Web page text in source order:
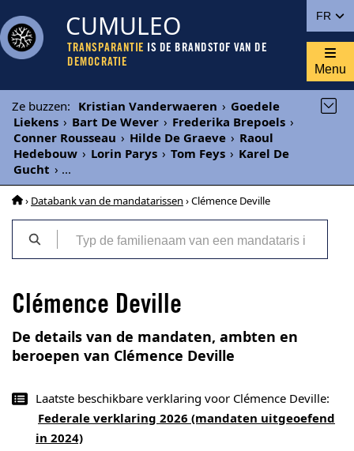
FR
CUMULEO
TRANSPARANTIE IS DE BRANDSTOF VAN DE
DEMOCRATIE
Menu
Ze buzzen: Kristian Vanderwaeren › Goedele
Liekens › Bart De Wever › Frederika Brepoels ›
Conner Rousseau › Hilde De Graeve › Raoul
Hedebouw › Lorin Parys › Tom Feys › Karel De
Gucht › ...
› Databank van de mandatarissen › Clémence Deville
Clémence Deville
De details van de mandaten, ambten en
beroepen van Clémence Deville
Laatste beschikbare verklaring voor Clémence Deville:
Federale verklaring 2026 (mandaten uitgeoefend
in 2024)